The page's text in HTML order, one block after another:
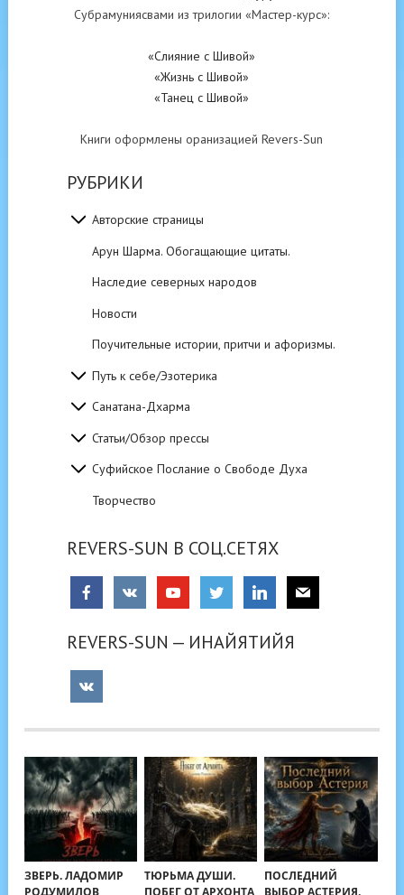
Субрамуниясвами из трилогии «Мастер-курс»:
«Слияние с Шивой»
«Жизнь с Шивой»
«Танец с Шивой»
Книги оформлены оранизацией Revers-Sun
РУБРИКИ
Авторские страницы
Арун Шарма. Обогащающие цитаты.
Наследие северных народов
Новости
Поучительные истории, притчи и афоризмы.
Путь к себе/Эзотерика
Санатана-Дхарма
Статьи/Обзор прессы
Суфийское Послание о Свободе Духа
Творчество
REVERS-SUN В СОЦ.СЕТЯХ
REVERS-SUN — ИНАЙЯТИЙЯ
ЗВЕРЬ. ЛАДОМИР
ТЮРЬМА ДУШИ.
ПОСЛЕДНИЙ